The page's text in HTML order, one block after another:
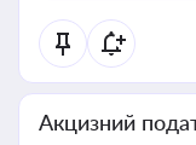
Акцизний